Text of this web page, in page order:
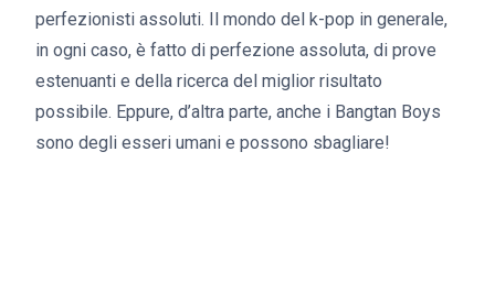
perfezionisti assoluti. Il mondo del k-pop in generale,
in ogni caso, è fatto di perfezione assoluta, di prove
estenuanti e della ricerca del miglior risultato
possibile. Eppure, d’altra parte, anche i Bangtan Boys
sono degli esseri umani e possono sbagliare!